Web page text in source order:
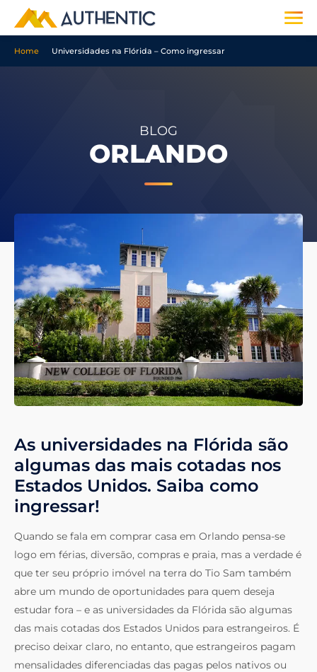
Home Universidades na Flórida – Como ingressar
BLOG
ORLANDO
As universidades na Flórida são
algumas das mais cotadas nos
Estados Unidos. Saiba como
ingressar!
Quando se fala em comprar casa em Orlando pensa-se
logo em férias, diversão, compras e praia, mas a verdade é
que ter seu próprio imóvel na terra do Tio Sam também
abre um mundo de oportunidades para quem deseja
estudar fora – e as universidades da Flórida são algumas
das mais cotadas dos Estados Unidos para estrangeiros. É
preciso deixar claro, no entanto, que estrangeiros pagam
mensalidades diferenciadas das pagas pelos nativos ou